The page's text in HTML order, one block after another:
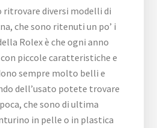
ritrovare diversi modelli di
che sono ritenuti un po’ i
Rolex è che ogni anno
piccole caratteristiche e
sempre molto belli e
dell’usato potete trovare
che sono di ultima
in pelle o in plastica